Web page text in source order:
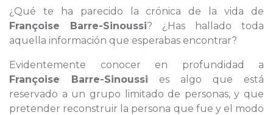
¿Qué te ha parecido la crónica de la vida de
Françoise Barre-Sinoussi? ¿Has hallado toda
aquella información que esperabas encontrar?
Evidentemente conocer en profundidad a
Françoise Barre-Sinoussi es algo que está
reservado a un grupo limitado de personas, y que
pretender reconstruir la persona que fue y el modo